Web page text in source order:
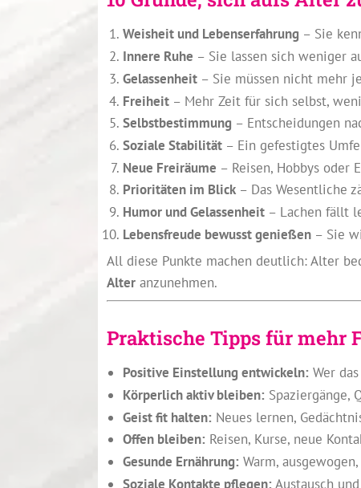
Weisheit und Lebenserfahrung – Sie
Innere Ruhe – Sie lassen sich weniger
Gelassenheit – Sie müssen nicht mehr
Freiheit – Mehr Zeit für sich selbst,
Selbstbestimmung – Entscheidungen
Soziale Stabilität – Ein gefestigtes
Neue Freiräume – Reisen, Hobbys oder
Prioritäten im Blick – Das Wesentliche
Humor und Gelassenheit – Lachen fällt
Lebensfreude bewusst genießen – Sie
All diese Punkte machen deutlich: Alter
Alteranzunehmen.
Praktische Tipps für mehr
Positive Einstellung entwickeln: Wer
Körperlich aktiv bleiben: Spaziergänge,
Geist fit halten: Neues lernen,
Offen bleiben: Reisen, Kurse, neue
Gesunde Ernährung: Warm,
Soziale Kontakte pflegen: Austausch